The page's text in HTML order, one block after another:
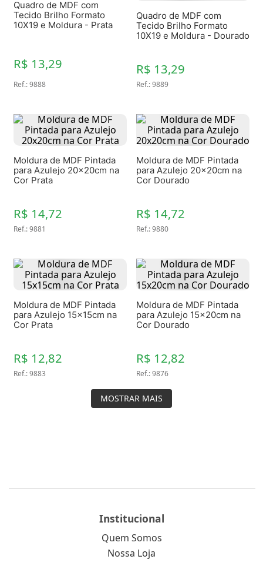
Quadro de MDF com
Tecido Brilho Formato
10X19 e Moldura - Prata
R$ 13,29
Ref.:9888
Quadro de MDF com
Tecido Brilho Formato
10X19 e Moldura - Dourado
R$ 13,29
Ref.:9889
Moldura de MDF Pintada
para Azulejo 20x20cm na
Cor Prata
R$ 14,72
Ref.:9881
Moldura de MDF Pintada
para Azulejo 20x20cm na
Cor Dourado
R$ 14,72
Ref.:9880
Moldura de MDF Pintada
para Azulejo 15x15cm na
Cor Prata
R$ 12,82
Ref.:9883
Moldura de MDF Pintada
para Azulejo 15x20cm na
Cor Dourado
R$ 12,82
Ref.:9876
MOSTRAR MAIS
Institucional
Quem Somos
Nossa Loja